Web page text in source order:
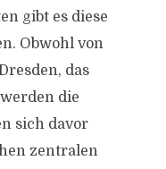
gibt es diese
Obwohl von
das
die
sich davor
zentralen